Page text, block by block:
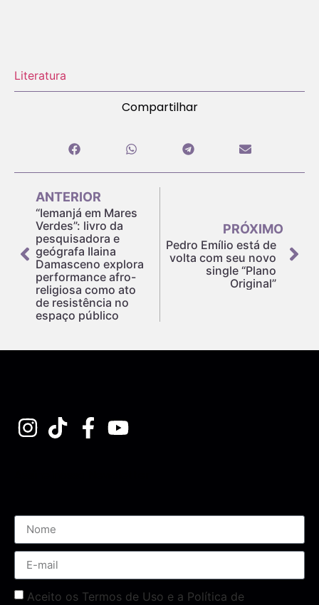
Literatura
Compartilhar
ANTERIOR
“Iemanjá em Mares
Verdes”: livro da
pesquisadora e
geógrafa Ilaina
Damasceno explora
performance afro-
religiosa como ato
de resistência no
espaço público
PRÓXIMO
Pedro Emílio está de
volta com seu novo
single “Plano
Original”
Aceito os Termos de Uso e a Política de